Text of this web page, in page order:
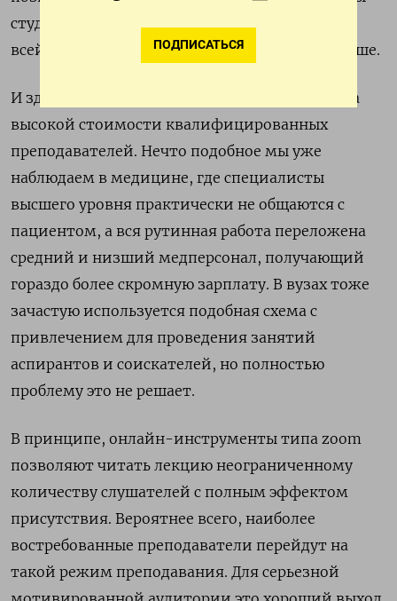
ПОДПИСАТЬСЯ
студентов. Массовое высшее образование, по
всей видимости, будет терять уровень и дальше.
И здесь становится очень серьезной проблема
высокой стоимости квалифицированных
преподавателей. Нечто подобное мы уже
наблюдаем в медицине, где специалисты
высшего уровня практически не общаются с
пациентом, а вся рутинная работа переложена
средний и низший медперсонал, получающий
гораздо более скромную зарплату. В вузах тоже
зачастую используется подобная схема с
привлечением для проведения занятий
аспирантов и соискателей, но полностью
проблему это не решает.
В принципе, онлайн-инструменты типа zoom
позволяют читать лекцию неограниченному
количеству слушателей с полным эффектом
присутствия. Вероятнее всего, наиболее
востребованные преподаватели перейдут на
такой режим преподавания. Для серьезной